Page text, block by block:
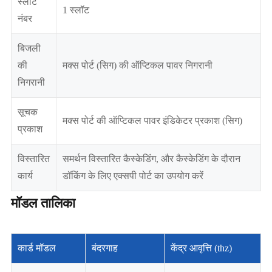
नंबर
1 स्लॉट
बिजली
की
निगरानी
मक्स पोर्ट (सिग) की ऑप्टिकल पावर निगरानी
सूचक
प्रकाश
मक्स पोर्ट की ऑप्टिकल पावर इंडिकेटर प्रकाश (सिग)
विस्तारित
कार्य
समर्थन विस्तारित कैस्केडिंग, और कैस्केडिंग के दौरान
डॉकिंग के लिए एक्सपी पोर्ट का उपयोग करें
मॉडल तालिका
कार्ड मॉडल बंदरगाह केंद्र आवृत्ति (thz)